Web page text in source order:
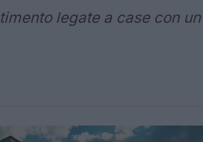
legate a case con